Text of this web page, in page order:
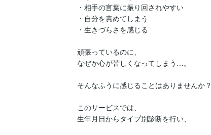
・相手の言葉に振り回されやすい
・自分を責めてしまう
・生きづらさを感じる
頑張っているのに、
なぜか心が苦しくなってしまう…。
そんなふうに感じることはありませんか？
このサービスでは、
生年月日からタイプ別診断を行い、